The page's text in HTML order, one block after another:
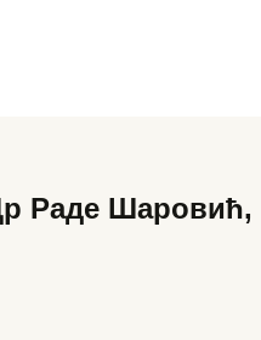
Раде Шаровић,